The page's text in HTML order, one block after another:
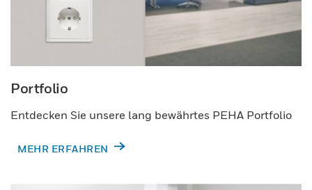
Portfolio
Entdecken Sie unsere lang bewährtes PEHA Portfolio
MEHR ERFAHREN